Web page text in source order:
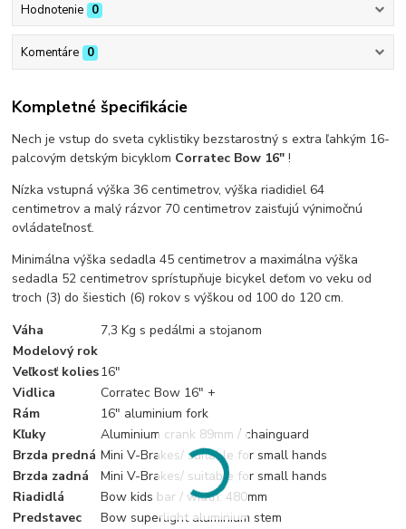
Hodnotenie 0
Komentáre 0
Kompletné špecifikácie
Nech je vstup do sveta cyklistiky bezstarostný s extra ľahkým 16-
palcovým detským bicyklom Corratec Bow 16" !
Nízka vstupná výška 36 centimetrov, výška riadidiel 64
centimetrov a malý rázvor 70 centimetrov zaisťujú výnimočnú
ovládateľnosť.
Minimálna výška sedadla 45 centimetrov a maximálna výška
sedadla 52 centimetrov sprístupňuje bicykel deťom vo veku od
troch (3) do šiestich (6) rokov s výškou od 100 do 120 cm.
Váha
7,3 Kg s pedálmi a stojanom
Modelový rok
Veľkosť kolies16"
Vidlica
Corratec Bow 16" +
Rám
16" aluminium fork
Kľuky
Aluminium crank 89mm / chainguard
Brzda predná Mini V-Brakes/ suitable for small hands
Brzda zadná
Mini V-Brakes/ suitable for small hands
Riadidlá
Bow kids bar / width: 480mm
Predstavec
Bow superlight aluminium stem